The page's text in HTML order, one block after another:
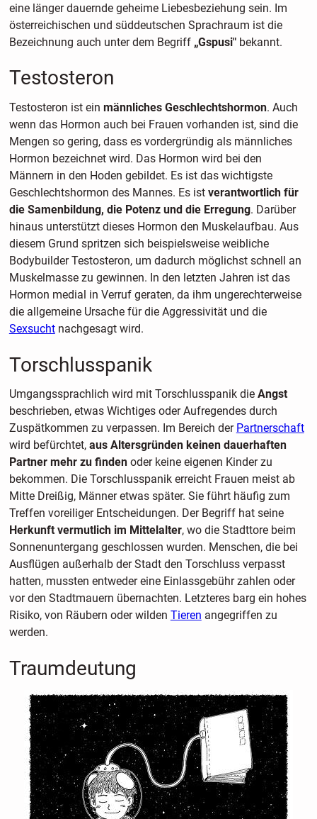
eine länger dauernde geheime Liebesbeziehung sein. Im
österreichischen und süddeutschen Sprachraum ist die
Bezeichnung auch unter dem Begriff „Gspusi"bekannt.
Testosteron
Testosteron ist ein männliches Geschlechtshormon. Auch
wenn das Hormon auch bei Frauen vorhanden ist, sind die
Mengen so gering, dass es vordergründig als männliches
Hormon bezeichnet wird. Das Hormon wird bei den
Männern in den Hoden gebildet. Es ist das wichtigste
Geschlechtshormon des Mannes. Es ist verantwortlich für
die Samenbildung, die Potenz und die Erregung. Darüber
hinaus unterstützt dieses Hormon den Muskelaufbau. Aus
diesem Grund spritzen sich beispielsweise weibliche
Bodybuilder Testosteron, um dadurch möglichst schnell an
Muskelmasse zu gewinnen. In den letzten Jahren ist das
Hormon medial in Verruf geraten, da ihm ungerechterweise
die allgemeine Ursache für die Aggressivität und die
Sexsuchtnachgesagt wird.
Torschlusspanik
Umgangssprachlich wird mit Torschlusspanik dieAngst
beschrieben, etwas Wichtiges oder Aufregendes durch
Zuspätkommen zu verpassen. Im Bereich der Partnerschaft
wird befürchtet, aus Altersgründen keinen dauerhaften
Partner mehr zu findenoder keine eigenen Kinder zu
bekommen. Die Torschlusspanik erreicht Frauen meist ab
Mitte Dreißig, Männer etwas später. Sie führt häufig zum
Treffen voreiliger Entscheidungen. Der Begriff hat seine
Herkunft vermutlich im Mittelalter, wo die Stadttore beim
Sonnenuntergang geschlossen wurden. Menschen, die bei
Ausflügen außerhalb der Stadt den Torschluss verpasst
hatten, mussten entweder eine Einlassgebühr zahlen oder
vor den Stadtmauern übernachten. Letzteres barg ein hohes
Risiko, von Räubern oder wilden Tieren angegriffen zu
werden.
Traumdeutung